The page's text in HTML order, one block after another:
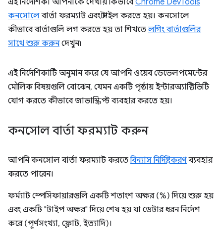
এই নির্দেশিকা আপনাকে দেখায় কিভাবেChrome DevTools
কনসোলেবার্তা ফরম্যাট এবং স্টাইল করতে হয়। কনসোলে
কীভাবে বার্তাগুলি লগ করতে হয় তা শিখতেলগিং বার্তাগুলির
সাথে শুরু করুনদেখুন৷
এই নির্দেশিকাটি অনুমান করে যে আপনি ওয়েব ডেভেলপমেন্টের
মৌলিক বিষয়গুলি বোঝেন, যেমন একটি পৃষ্ঠায় ইন্টারঅ্যাক্টিভিটি
যোগ করতে কীভাবে জাভাস্ক্রিপ্ট ব্যবহার করতে হয়।
কনসোল বার্তা ফরম্যাট করুন
আপনি কনসোল বার্তা ফরম্যাট করতেবিন্যাস নির্দিষ্টকরণব্যবহার
করতে পারেন।
ফর্ম্যাট স্পেসিফায়ারগুলি একটি শতাংশ অক্ষর (%) দিয়ে শুরু হয়
এবং একটি "টাইপ অক্ষর" দিয়ে শেষ হয় যা ডেটার ধরন নির্দেশ
করে (পূর্ণসংখ্যা, ফ্লোট, ইত্যাদি)।